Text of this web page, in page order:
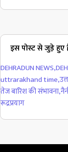
इस पोस्ट से जुड़े हुए
DEHRADUN NEWS,
uttrarakhand time,
तेज बारिश की संभावना,
रूद्रप्रयाग